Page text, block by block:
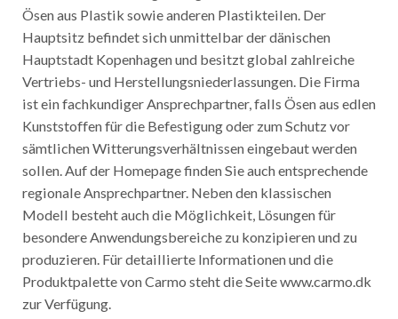
Ösen aus Plastik sowie anderen Plastikteilen. Der
Hauptsitz befindet sich unmittelbar der dänischen
Hauptstadt Kopenhagen und besitzt global zahlreiche
Vertriebs- und Herstellungsniederlassungen. Die Firma
ist ein fachkundiger Ansprechpartner, falls Ösen aus edlen
Kunststoffen für die Befestigung oder zum Schutz vor
sämtlichen Witterungsverhältnissen eingebaut werden
sollen. Auf der Homepage finden Sie auch entsprechende
regionale Ansprechpartner. Neben den klassischen
Modell besteht auch die Möglichkeit, Lösungen für
besondere Anwendungsbereiche zu konzipieren und zu
produzieren. Für detaillierte Informationen und die
Produktpalette von Carmo steht die Seite www.carmo.dk
zur Verfügung.